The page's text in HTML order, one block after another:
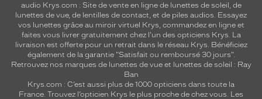
audio Krys.com : Site de vente en ligne de lunettes de soleil, de
lunettes de vue, de lentilles de contact , et de piles audios. Essayez
vos lunettes grâce au miroir virtuel Krys, commandez en ligne et
faites vous livrer gratuitement chez l'un des opticiens Krys. La
livraison est offerte pour un retrait dans le réseau Krys. Bénéficiez
également de la garantie "Satisfait ou remboursé 30 jours".
Retrouvez nos marques de lunettes de vue et lunettes de soleil : Ray
Ban
Krys.com : C’est aussi plus de 1000 opticiens dans toute la
France. Trouvez l’opticien Krys le plus proche de chez vous . Les